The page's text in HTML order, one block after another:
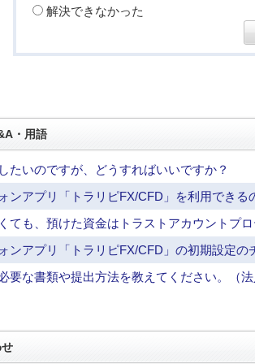
解決できなかった
・用語
たいのですが、どうすればいいですか？
ンアプリ「トラリピFX/CFD」を利用できる
ても、預けた資金はトラストアカウントプ
ンアプリ「トラリピFX/CFD」の初期設定の
要な書類や提出方法を教えてください。（法